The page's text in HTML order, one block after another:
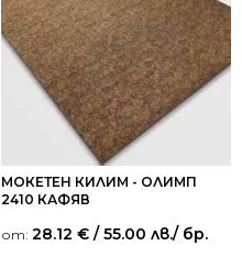
МОКЕТЕН КИЛИМ - ОЛИМП
2410 КАФЯВ
от: 28.12 € / 55.00 лв./ бр.